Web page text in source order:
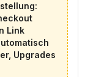
Link
Upgrades